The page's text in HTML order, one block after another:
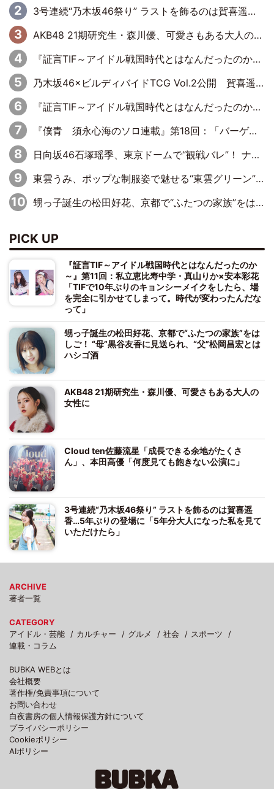
3号連続“乃木坂46祭り” ラストを飾るのは賀喜遥香…5年ぶりの登場に「5年分大人になった私を見ていただけたら」
AKB48 21期研究生・森川優、可愛さもある大人の女性に
『証言TIF～アイドル戦国時代とはなんだったのか～』第10回：さくら学院・武藤彩未×飯田らうら「正直、中3で辞めるというのを信じてなくて。そう言われてはいたけど、嘘でしょって」
乃木坂46×ビルディバイドTCG Vol.2公開 賀喜遥香＆田村真佑が『京まふ』ステージに登壇
『証言TIF～アイドル戦国時代とはなんだったのか～』第11回：私立恵比寿中学・真山りか×安本彩花「TIFで10年ぶりのキョンシーメイクをしたら、場を完全に引かせてしまって。時代が変わったんだなって」
『僕青 須永心海のソロ連載』第18回：「バーゲンセールハンターみうな inしまむら」編
日向坂46石塚瑶季、東京ドームで“観戦バレ”！ ナイツ・塙も認めた「巨人に詳しすぎるアイドル」は元VENUSスクール生で杉内コーチ推し⁉
東雲うみ、ポップな制服姿で魅せる“東雲グリーン”の正体
甥っ子誕生の松田好花、京都で“ふたつの家族”をはしご！ “母”黒谷友香に見送られ、“父”松岡昌宏とはハシゴ酒
PICK UP
『証言TIF～アイドル戦国時代とはなんだったのか
～』第11回：私立恵比寿中学・真山りか×安本彩花
「TIFで10年ぶりのキョンシーメイクをしたら、場
を完全に引かせてしまって。時代が変わったんだな
って」
甥っ子誕生の松田好花、京都で“ふたつの家族”をは
しご！ “母”黒谷友香に見送られ、“父”松岡昌宏とは
ハシゴ酒
AKB48 21期研究生・森川優、可愛さもある大人の
女性に
Cloud ten佐藤流星「成長できる余地がたくさ
ん」、本田高優「何度見ても飽きない公演に」
3号連続“乃木坂46祭り” ラストを飾るのは賀喜遥
香…5年ぶりの登場に「5年分大人になった私を見て
いただけたら」
ARCHIVE
著者一覧
CATEGORY
アイドル・芸能
カルチャー グルメ 社会
スポーツ
連載・コラム
BUBKA WEBとは
会社概要
著作権/免責事項について
お問い合わせ
白夜書房の個人情報保護方針について
プライバシーポリシー
Cookieポリシー
AIポリシー